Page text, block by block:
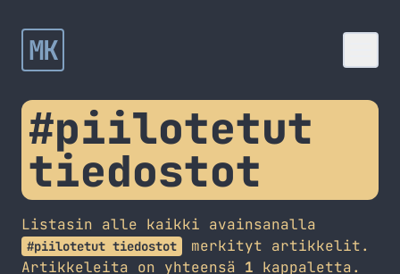
MK
#piilotetut
tiedostot
Listasin alle kaikki avainsanalla
#piilotetut tiedostot
merkityt artikkelit.
Artikkeleita on yhteensä 1 kappaletta.